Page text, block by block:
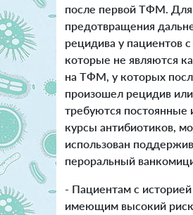
после первой ТФМ. Для
предотвращения
рецидива у пациентов
которые не являются
на ТФМ, у которых
произошел рецидив
требуются постоянные
курсы антибиотиков,
использован
пероральный
- Пациентам с
имеющим высокий